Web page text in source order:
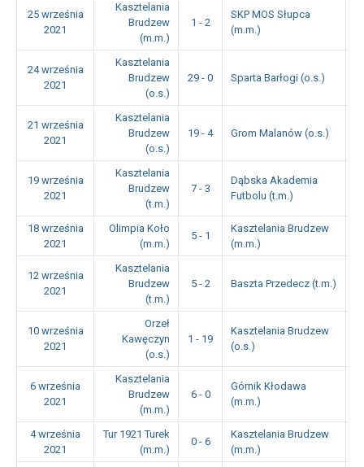
25 września
2021
Kasztelania
Brudzew
(m.m.)
1 - 2
SKP MOS Słupca
(m.m.)
24 września
2021
Kasztelania
Brudzew
(o.s.)
29 - 0 Sparta Barłogi (o.s.)
21 września
2021
Kasztelania
Brudzew
(o.s.)
19 - 4 Grom Malanów (o.s.)
19 września
2021
Kasztelania
Brudzew
(t.m.)
7 - 3
Dąbska Akademia
Futbolu (t.m.)
18 września
2021
Olimpia Koło
(m.m.)
5 - 1
Kasztelania Brudzew
(m.m.)
12 września
2021
Kasztelania
Brudzew
(t.m.)
5 - 2 Baszta Przedecz (t.m.)
10 września
2021
Orzeł
Kawęczyn
(o.s.)
1 - 19
Kasztelania Brudzew
(o.s.)
6 września
2021
Kasztelania
Brudzew
(m.m.)
6 - 0
Górnik Kłodawa
(m.m.)
4 września
2021
Tur 1921 Turek
(m.m.)
0 - 6
Kasztelania Brudzew
(m.m.)